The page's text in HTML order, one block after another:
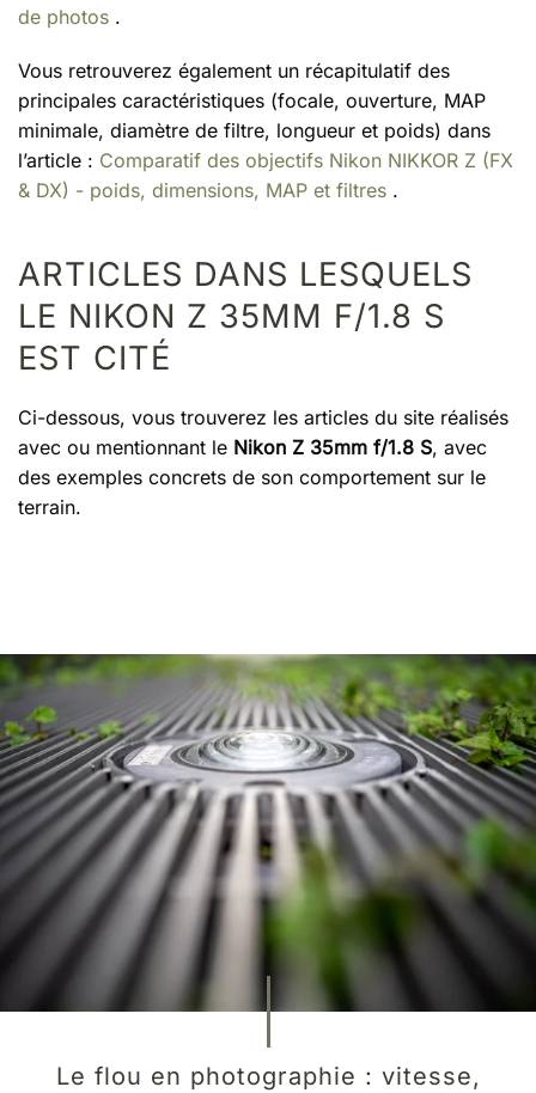
de photos .
Vous retrouverez également un récapitulatif des
principales caractéristiques (focale, ouverture, MAP
minimale, diamètre de filtre, longueur et poids) dans
l’article : Comparatif des objectifs Nikon NIKKOR Z (FX
& DX) - poids, dimensions, MAP et filtres .
ARTICLES DANS LESQUELS
LE NIKON Z 35MM F/1.8 S
EST CITÉ
Ci-dessous, vous trouverez les articles du site réalisés
avec ou mentionnant le Nikon Z 35mm f/1.8 S, avec
des exemples concrets de son comportement sur le
terrain.
Le flou en photographie : vitesse,